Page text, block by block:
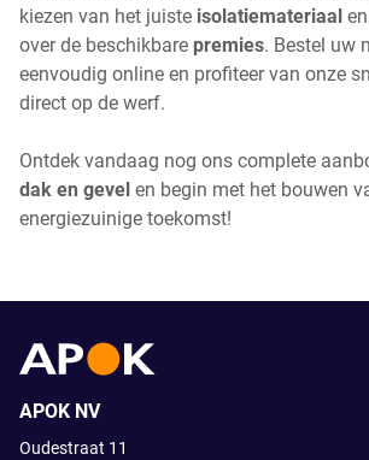
kiezen van het juiste isolatiemateriaal
over de beschikbare premies. Bestel uw
eenvoudig online en profiteer van onze
direct op de werf.
Ontdek vandaag nog ons complete
dak en gevel en begin met het bouwen
energiezuinige toekomst!
APOK NV
Oudestraat 11